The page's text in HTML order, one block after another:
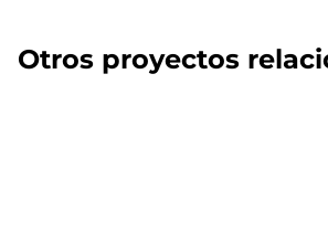
Otros proyectos